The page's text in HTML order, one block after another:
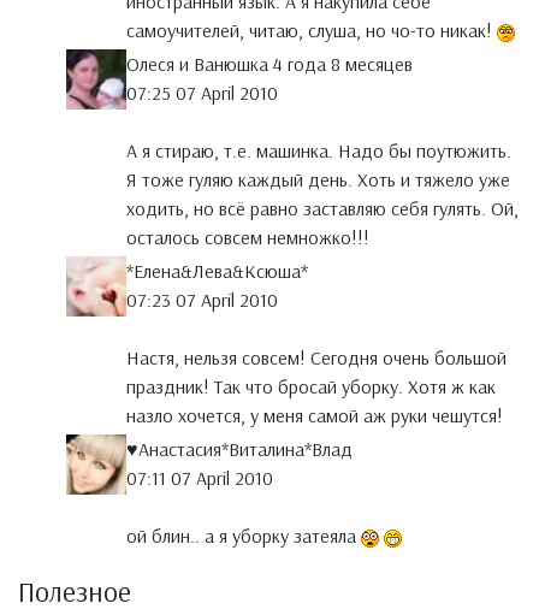
самоучителей, читаю, слуша, но чо-то никак!
Олеся и Ванюшка 4 года 8 месяцев
07:25 07 April 2010
А я стираю, т.е. машинка. Надо бы поутюжить.
Я тоже гуляю каждый день. Хоть и тяжело уже
ходить, но всё равно заставляю себя гулять. Ой,
осталось совсем немножко!!!
*Елена&Лева&Ксюша*
07:23 07 April 2010
Настя, нельзя совсем! Сегодня очень большой
праздник! Так что бросай уборку. Хотя ж как
назло хочется, у меня самой аж руки чешутся!
♥Анастасия*Виталина*Влад
07:11 07 April 2010
ой блин.. а я уборку затеяла
Полезное